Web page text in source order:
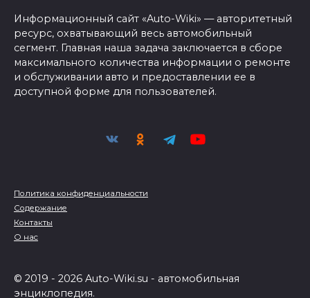
Информационный сайт «Auto-Wiki» — авторитетный
ресурс, охватывающий весь автомобильный
сегмент. Главная наша задача заключается в сборе
максимального количества информации о ремонте
и обслуживании авто и предоставлении ее в
доступной форме для пользователей.
Политика конфиденциальности
Содержание
Контакты
О нас
© 2019 - 2026 Auto-Wiki.su - автомобильная
энциклопедия.